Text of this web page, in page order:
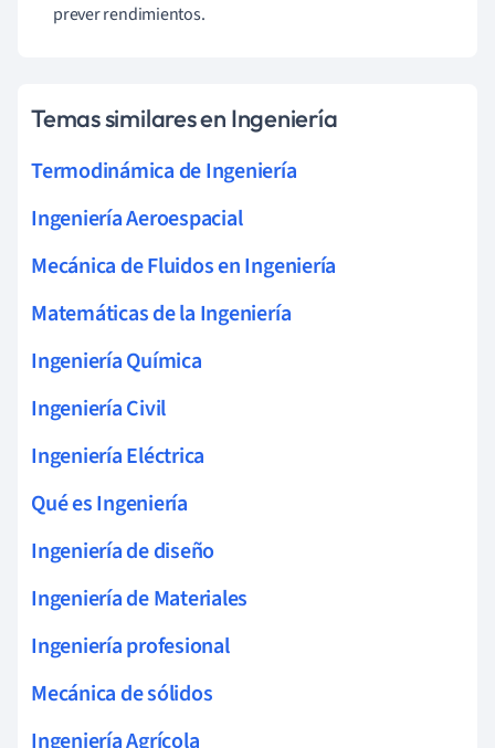
prever rendimientos.
Temas similares en Ingeniería
Termodinámica de Ingeniería
Ingeniería Aeroespacial
Mecánica de Fluidos en Ingeniería
Matemáticas de la Ingeniería
Ingeniería Química
Ingeniería Civil
Ingeniería Eléctrica
Qué es Ingeniería
Ingeniería de diseño
Ingeniería de Materiales
Ingeniería profesional
Mecánica de sólidos
Ingeniería Agrícola